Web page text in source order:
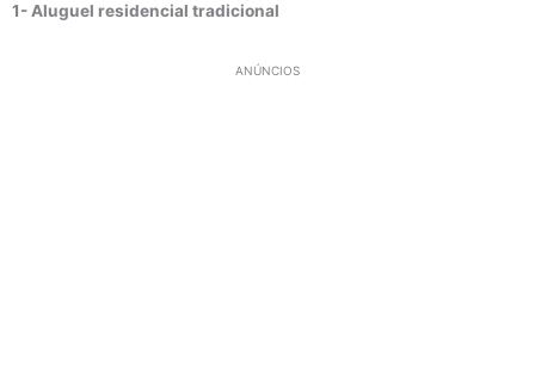
1- Aluguel residencial tradicional
ANÚNCIOS